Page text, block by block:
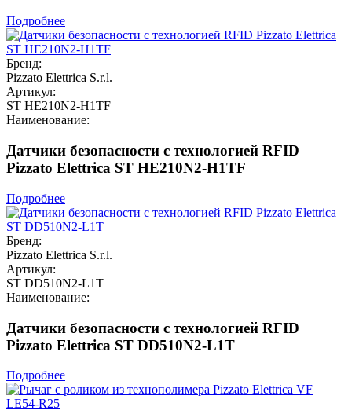
Подробнее
Бренд:
Pizzato Elettrica S.r.l.
Артикул:
ST HE210N2-H1TF
Наименование:
Датчики безопасности с технологией RFID
Pizzato Elettrica ST HE210N2-H1TF
Подробнее
Бренд:
Pizzato Elettrica S.r.l.
Артикул:
ST DD510N2-L1T
Наименование:
Датчики безопасности с технологией RFID
Pizzato Elettrica ST DD510N2-L1T
Подробнее